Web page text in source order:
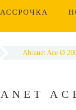
Abranet Ace Ø